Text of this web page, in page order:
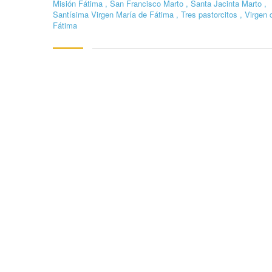
Misión Fátima , San Francisco Marto , Santa Jacinta Marto ,
Santísima Virgen María de Fátima , Tres pastorcitos , Virgen
Fátima